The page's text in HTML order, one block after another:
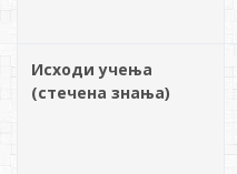
Исходи учења
(стечена знања)